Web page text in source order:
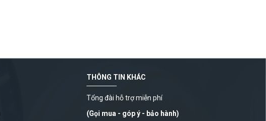
THÔNG TIN KHÁC
Tổng đài hỗ trợ miễn phí
(Gọi mua - góp ý - bảo hành)